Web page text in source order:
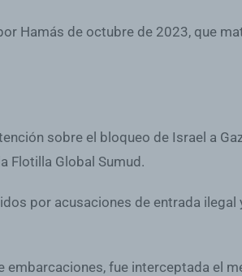
Hamás de octubre de 2023, que
sobre el bloqueo de Israel a
Flotilla Global Sumud.
por acusaciones de entrada ilegal
fue interceptada el